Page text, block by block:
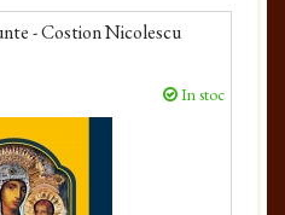
- Costion Nicolescu
In stoc